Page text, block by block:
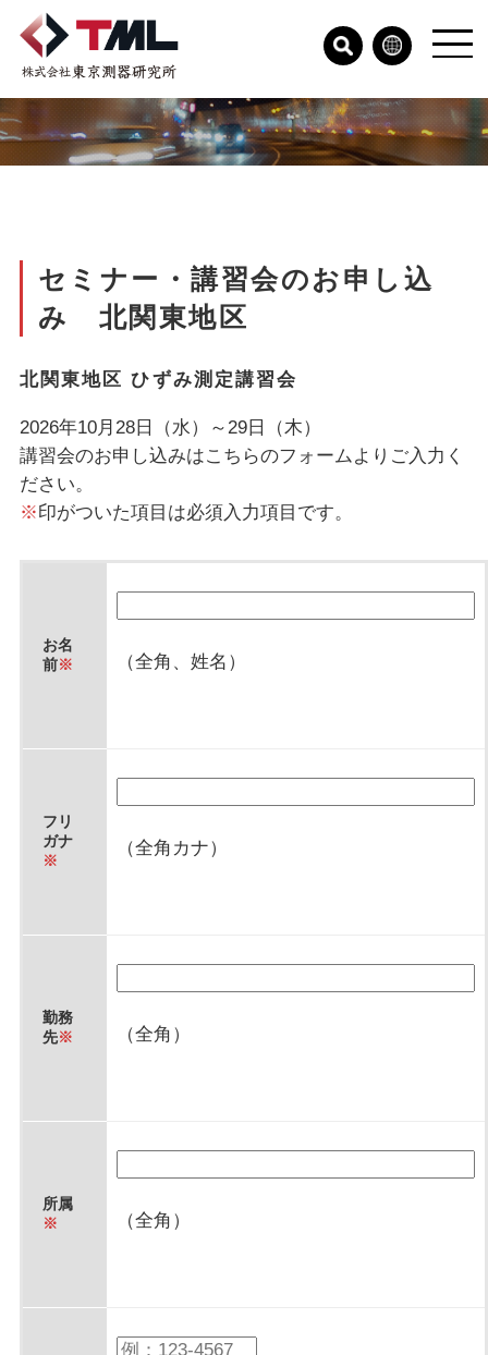
セミナー・講習会のお申し込
み 北関東地区
北関東地区 ひずみ測定講習会
2026年10月28日（水）～29日（木）
講習会のお申し込みはこちらのフォームよりご入力く
ださい。
※印がついた項目は必須入力項目です。
お名
前※ （全角、姓名）
フリ
ガナ
※
（全角カナ）
勤務
先※ （全角）
所属
※
（全角）